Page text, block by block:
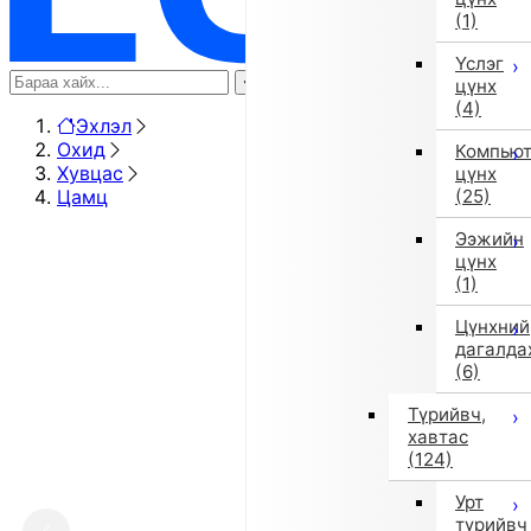
(1)
Үслэг
цүнх
(4)
цүнх
(25)
Ээжийн
цүнх
(1)
Цүнхний
(6)
Түрийвч,
хавтас
(124)
Урт
түрийвч
Эхлэл
Охид
Хувцас
Цамц